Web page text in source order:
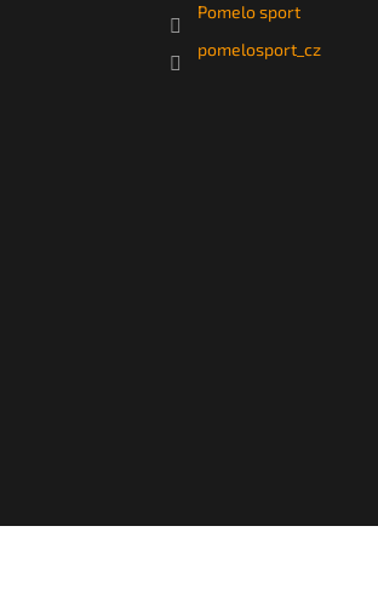
Pomelo sport
pomelosport_cz